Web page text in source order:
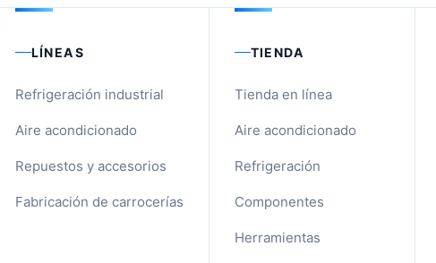
LÍNEAS
Refrigeración industrial
Aire acondicionado
Repuestos y accesorios
Fabricación de carrocerías
TIENDA
Tienda en línea
Aire acondicionado
Refrigeración
Componentes
Herramientas